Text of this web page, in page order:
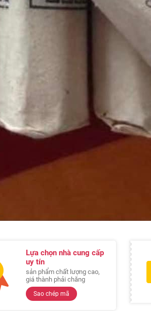
Lựa chọn nhà cung cấp
uy tín
sản phẩm chất lượng cao,
giá thành phải chăng
Sao chép mã